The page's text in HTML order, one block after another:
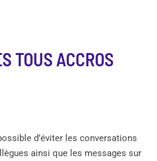
TOUS ACCROS
d’éviter les conversations
ainsi que les messages sur